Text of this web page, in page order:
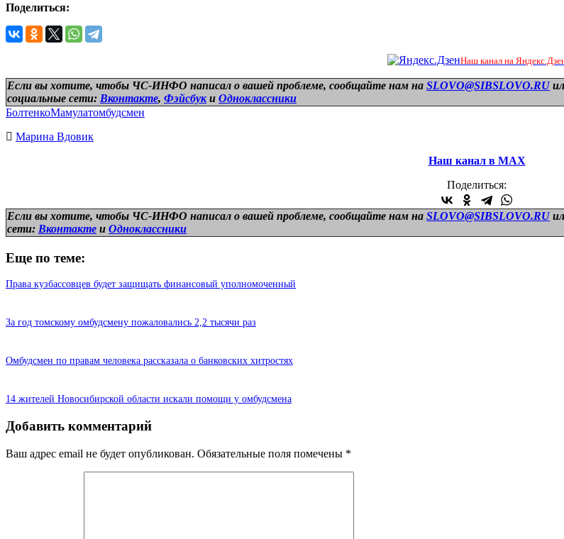
Поделиться:
Наш канал на
Если вы хотите, чтобы ЧС-ИНФО написал о вашей проблеме, сообщайте нам на SLOVO@SIBSLOVO.RU
социальные сети: Вконтакте, Фэйсбуки Одноклассники
БолтенкоМамулатомбудсмен
Марина Вдовик
Наш канал в МАХ
Поделиться:
Если вы хотите, чтобы ЧС-ИНФО написал о вашей проблеме, сообщайте нам на SLOVO@SIBSLOVO.RU
сети: Вконтакте и Одноклассники
Еще по теме:
Права кузбассовцев будет защищать финансовый уполномоченный
За год томскому омбудсмену пожаловались 2,2 тысячи раз
Омбудсмен по правам человека рассказала о банковских хитростях
14 жителей Новосибирской области искали помощи у омбудсмена
Добавить комментарий
Ваш адрес email не будет опубликован. Обязательные поля помечены *